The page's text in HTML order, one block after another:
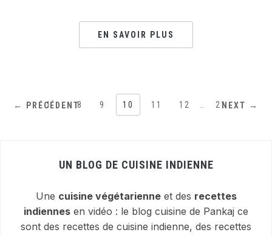
EN SAVOIR PLUS
← PRÉCÉDENT
1 … 8 9 10 11 12 21NEXT →
UN BLOG DE CUISINE INDIENNE
Une cuisine végétarienneet des recettes
indiennes en vidéo : le blog cuisine de Pankaj ce
sont des recettes de cuisine indienne, des recettes